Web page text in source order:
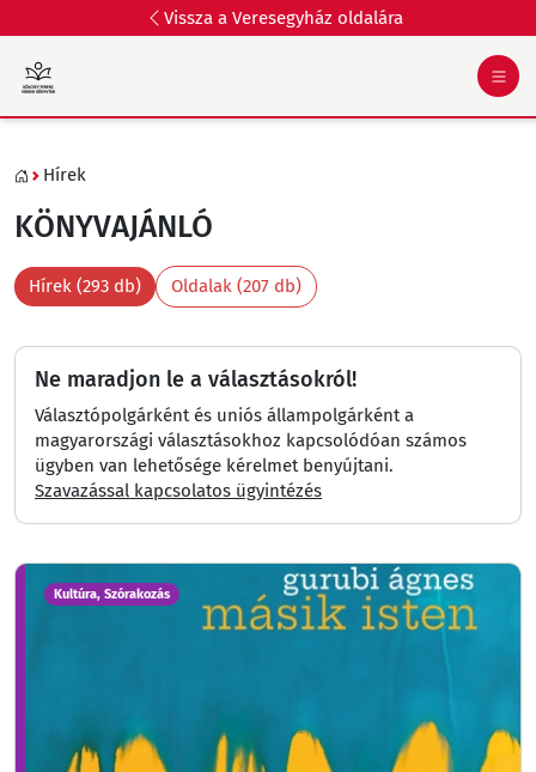
Vissza a Veresegyház oldalára
Hírek
KÖNYVAJÁNLÓ
Hírek (293 db) Oldalak (207 db)
Ne maradjon le a választásokról!
Választópolgárként és uniós állampolgárként a
magyarországi választásokhoz kapcsolódóan számos
ügyben van lehetősége kérelmet benyújtani.
Szavazással kapcsolatos ügyintézés
Kultúra, Szórakozás